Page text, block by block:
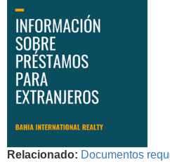
Relacionado: Documentos